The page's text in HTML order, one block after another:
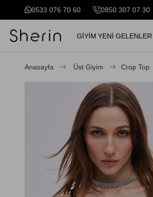
0533 076 70 60 0850 307 07 30
GİYİM YENİ GELENLER
Anasayfa Üst Giyim Crop Top